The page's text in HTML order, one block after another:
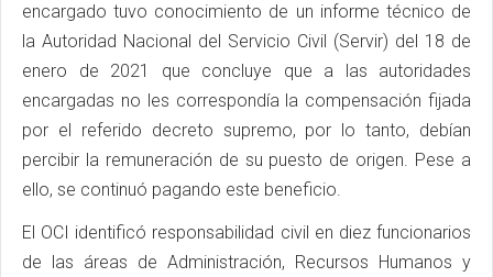
encargado tuvo conocimiento de un informe técnico de
la Autoridad Nacional del Servicio Civil (Servir) del 18 de
enero de 2021 que concluye que a las autoridades
encargadas no les correspondía la compensación fijada
por el referido decreto supremo, por lo tanto, debían
percibir la remuneración de su puesto de origen. Pese a
ello, se continuó pagando este beneficio.
El OCI identificó responsabilidad civil en diez funcionarios
de las áreas de Administración, Recursos Humanos y